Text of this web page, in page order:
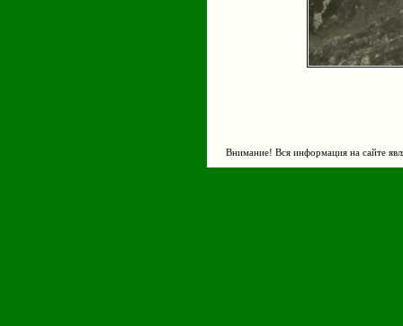
Внимание! Вся информация на сайте